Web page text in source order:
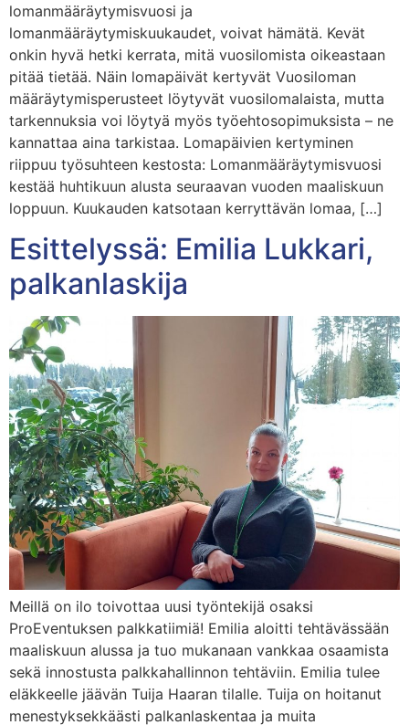
lomanmääräytymisvuosi ja
lomanmääräytymiskuukaudet, voivat hämätä. Kevät
onkin hyvä hetki kerrata, mitä vuosilomista oikeastaan
pitää tietää. Näin lomapäivät kertyvät Vuosiloman
määräytymisperusteet löytyvät vuosilomalaista, mutta
tarkennuksia voi löytyä myös työehtosopimuksista – ne
kannattaa aina tarkistaa. Lomapäivien kertyminen
riippuu työsuhteen kestosta: Lomanmääräytymisvuosi
kestää huhtikuun alusta seuraavan vuoden maaliskuun
loppuun. Kuukauden katsotaan kerryttävän lomaa, […]
Esittelyssä: Emilia Lukkari,
palkanlaskija
Meillä on ilo toivottaa uusi työntekijä osaksi
ProEventuksen palkkatiimiä! Emilia aloitti tehtävässään
maaliskuun alussa ja tuo mukanaan vankkaa osaamista
sekä innostusta palkkahallinnon tehtäviin. Emilia tulee
eläkkeelle jäävän Tuija Haaran tilalle. Tuija on hoitanut
menestyksekkäästi palkanlaskentaa ja muita